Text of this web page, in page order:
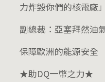
力炸毀你們的核電廠」
副總裁：亞塞拜然油
保障歐洲的能源安全
★助DQ一幣之力★